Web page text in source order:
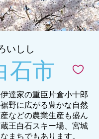
いしし
石市
達家の重臣片倉小十郎
野に広がる豊かな自然
などの農業生産も盛ん
王白石スキー場、宮城
まちでもあります。